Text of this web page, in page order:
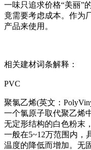
一味只追求价格“美丽”
竟需要考虑成本。作为
产品来使用。
相关建材词条解释：
PVC
聚氯乙烯(英文：
一个氯原子取代聚乙烯
无定形结构的白色粉末
一般在5~12万范围内，
温度的降低而增加。无